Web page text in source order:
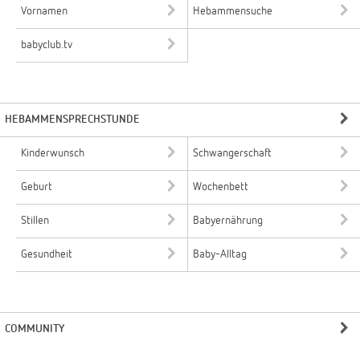
Vornamen Hebammensuche
babyclub.tv
HEBAMMENSPRECHSTUNDE
Kinderwunsch Schwangerschaft
Geburt Wochenbett
Stillen Babyernährung
Gesundheit Baby-Alltag
COMMUNITY